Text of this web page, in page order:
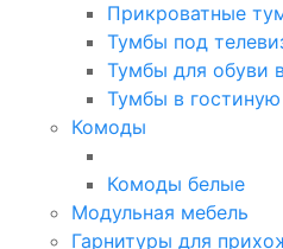
Прикроватные
Тумбы под
Тумбы для обуви
Тумбы в гостиную
Комоды
Комоды белые
Модульная мебель
Гарнитуры для